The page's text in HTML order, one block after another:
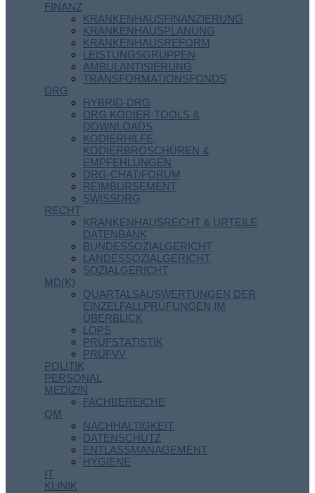
FINANZ
KRANKENHAUSFINANZIERUNG
KRANKENHAUSPLANUNG
KRANKENHAUSREFORM
LEISTUNGSGRUPPEN
AMBULANTISIERUNG
TRANSFORMATIONSFONDS
DRG
HYBRID-DRG
DRG KODIER-TOOLS &
DOWNLOADS
KODIERHILFE,
KODIERBROSCHÜREN &
EMPFEHLUNGEN
DRG-CHAT/FORUM
REIMBURSEMENT
SWISSDRG
RECHT
KRANKENHAUSRECHT & URTEILE
DATENBANK
BUNDESSOZIALGERICHT
LANDESSOZIALGERICHT
SOZIALGERICHT
MD(K)
QUARTALSAUSWERTUNGEN DER
EINZELFALLPRÜFUNGEN IM
ÜBERBLICK
LOPS
PRÜFSTATISTIK
PRÜFVV
POLITIK
PERSONAL
MEDIZIN
FACHBEREICHE
QM
NACHHALTIGKEIT
DATENSCHUTZ
ENTLASSMANAGEMENT
HYGIENE
IT
KLINIK